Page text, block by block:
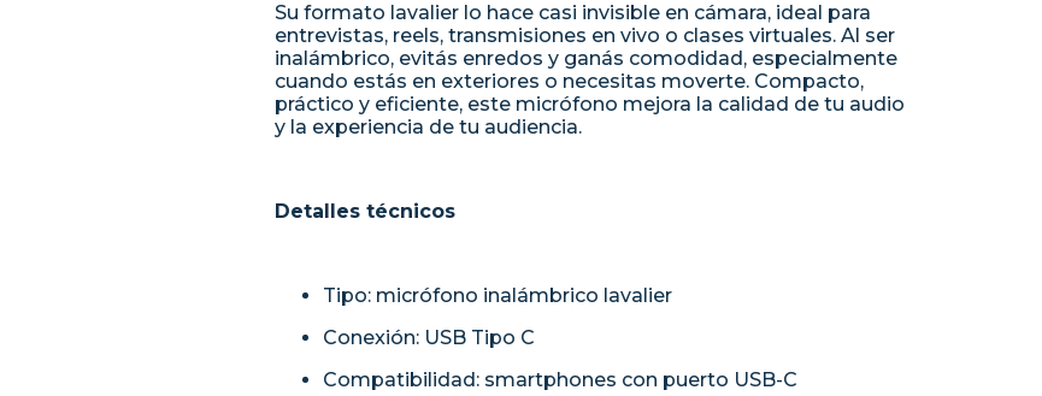
Su formato lavalier lo hace casi invisible en cámara, ideal para
entrevistas, reels, transmisiones en vivo o clases virtuales. Al ser
inalámbrico, evitás enredos y ganás comodidad, especialmente
cuando estás en exteriores o necesitas moverte. Compacto,
práctico y eficiente, este micrófono mejora la calidad de tu audio
y la experiencia de tu audiencia.
Detalles técnicos
Tipo: micrófono inalámbrico lavalier
Conexión: USB Tipo C
Compatibilidad: smartphones con puerto USB-C